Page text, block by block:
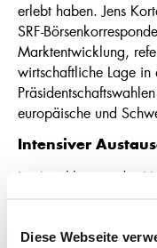
Diese Webseite
erlebt haben. Jens
SRF-
Marktentwicklung,
wirtschaftliche Lage in
europäische und
Intensiver
Im Anschluss an den
der Zürcher